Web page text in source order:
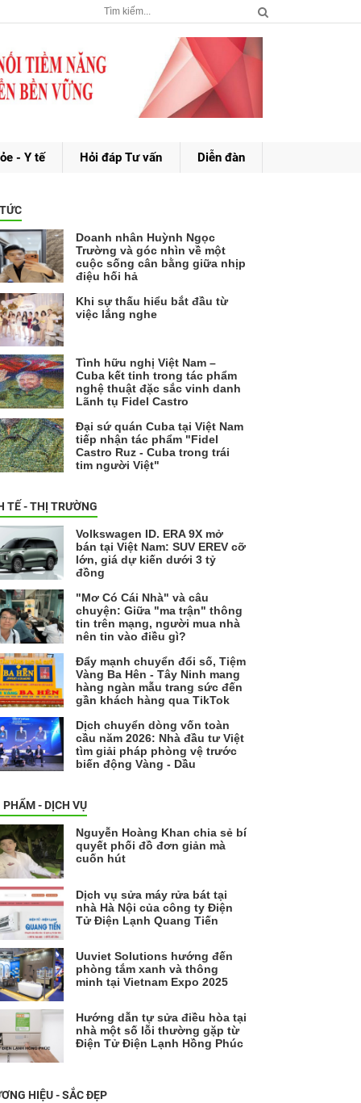
- Y tế Hỏi đáp Tư vấn Diễn đàn
Doanh nhân Huỳnh Ngọc
Trường và góc nhìn về một
cuộc sống cân bằng giữa nhịp
điệu hối hả
Khi sự thấu hiểu bắt đầu từ
việc lắng nghe
Tình hữu nghị Việt Nam –
Cuba kết tinh trong tác phẩm
nghệ thuật đặc sắc vinh danh
Lãnh tụ Fidel Castro
Đại sứ quán Cuba tại Việt Nam
tiếp nhận tác phẩm "Fidel
Castro Ruz - Cuba trong trái
tim người Việt"
TẾ - THỊ TRƯỜNG
Volkswagen ID. ERA 9X mở
bán tại Việt Nam: SUV EREV cỡ
lớn, giá dự kiến dưới 3 tỷ
đồng
"Mơ Có Cái Nhà" và câu
chuyện: Giữa "ma trận" thông
tin trên mạng, người mua nhà
nên tin vào điều gì?
Đẩy mạnh chuyển đổi số, Tiệm
Vàng Ba Hên - Tây Ninh mang
hàng ngàn mẫu trang sức đến
gần khách hàng qua TikTok
Dịch chuyển dòng vốn toàn
cầu năm 2026: Nhà đầu tư Việt
tìm giải pháp phòng vệ trước
biến động Vàng - Dầu
PHẨM - DỊCH VỤ
Nguyễn Hoàng Khan chia sẻ bí
quyết phối đồ đơn giản mà
cuốn hút
Dịch vụ sửa máy rửa bát tại
nhà Hà Nội của công ty Điện
Tử Điện Lạnh Quang Tiến
Uuviet Solutions hướng đến
phòng tắm xanh và thông
minh tại Vietnam Expo 2025
Hướng dẫn tự sửa điều hòa tại
nhà một số lỗi thường gặp từ
Điện Tử Điện Lạnh Hồng Phúc
HIỆU - SẮC ĐẸP